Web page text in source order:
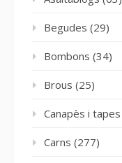
Begudes (29)
Bombons (34)
Brous (25)
Canapès i tapes
Carns (277)